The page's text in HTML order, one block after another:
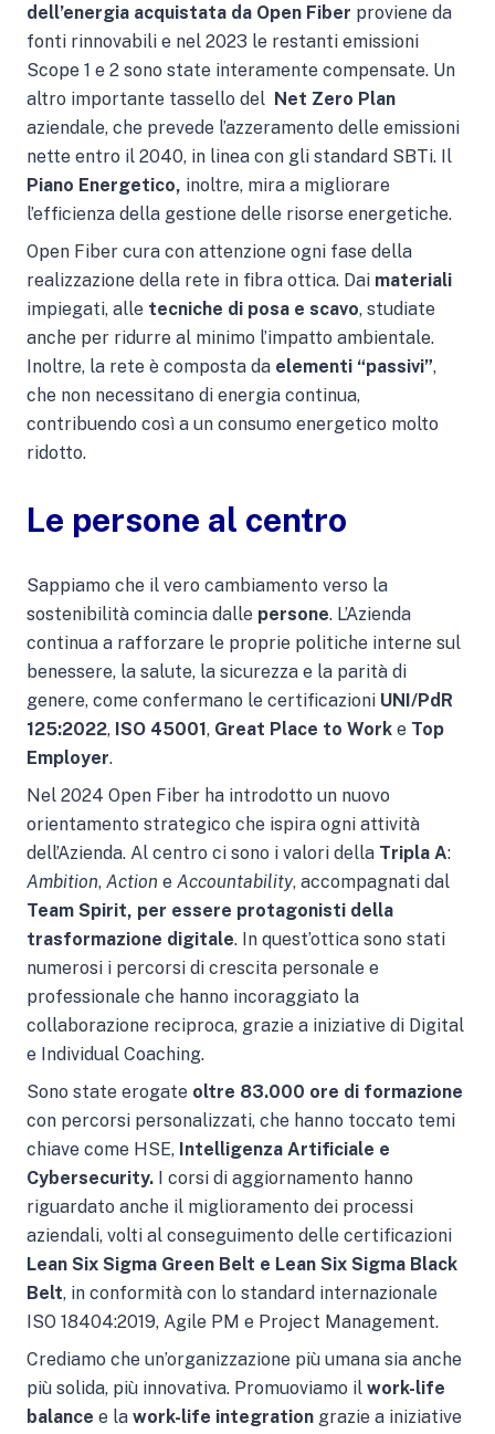
dell’energia acquistata da Open Fiber proviene da
fonti rinnovabili e nel 2023 le restanti emissioni
Scope 1 e 2 sono state interamente compensate. Un
altro importante tassello del Net Zero Plan
aziendale, che prevede l’azzeramento delle emissioni
nette entro il 2040, in linea con gli standard SBTi. Il
Piano Energetico, inoltre, mira a migliorare
l’efficienza della gestione delle risorse energetiche.
Open Fiber cura con attenzione ogni fase della
realizzazione della rete in fibra ottica. Dai materiali
impiegati, alle tecniche di posa e scavo, studiate
anche per ridurre al minimo l’impatto ambientale.
Inoltre, la rete è composta da elementi “passivi”,
che non necessitano di energia continua,
contribuendo così a un consumo energetico molto
ridotto.
Le persone al centro
Sappiamo che il vero cambiamento verso la
sostenibilità comincia dalle persone. L’Azienda
continua a rafforzare le proprie politiche interne sul
benessere, la salute, la sicurezza e la parità di
genere, come confermano le certificazioni UNI/PdR
125:2022, ISO 45001, Great Place to Work e Top
Employer.
Nel 2024 Open Fiber ha introdotto un nuovo
orientamento strategico che ispira ogni attività
dell’Azienda. Al centro ci sono i valori della Tripla A:
Ambition, Action e Accountability, accompagnati dal
Team Spirit, per essere protagonisti della
trasformazione digitale. In quest’ottica sono stati
numerosi i percorsi di crescita personale e
professionale che hanno incoraggiato la
collaborazione reciproca, grazie a iniziative di Digital
e Individual Coaching.
Sono state erogate oltre 83.000 ore di formazione
con percorsi personalizzati, che hanno toccato temi
chiave come HSE, Intelligenza Artificiale e
Cybersecurity. I corsi di aggiornamento hanno
riguardato anche il miglioramento dei processi
aziendali, volti al conseguimento delle certificazioni
Lean Six Sigma Green Belt e Lean Six Sigma Black
Belt, in conformità con lo standard internazionale
ISO 18404:2019, Agile PM e Project Management.
Crediamo che un’organizzazione più umana sia anche
più solida, più innovativa. Promuoviamo il work-life
balance e la work-life integration grazie a iniziative